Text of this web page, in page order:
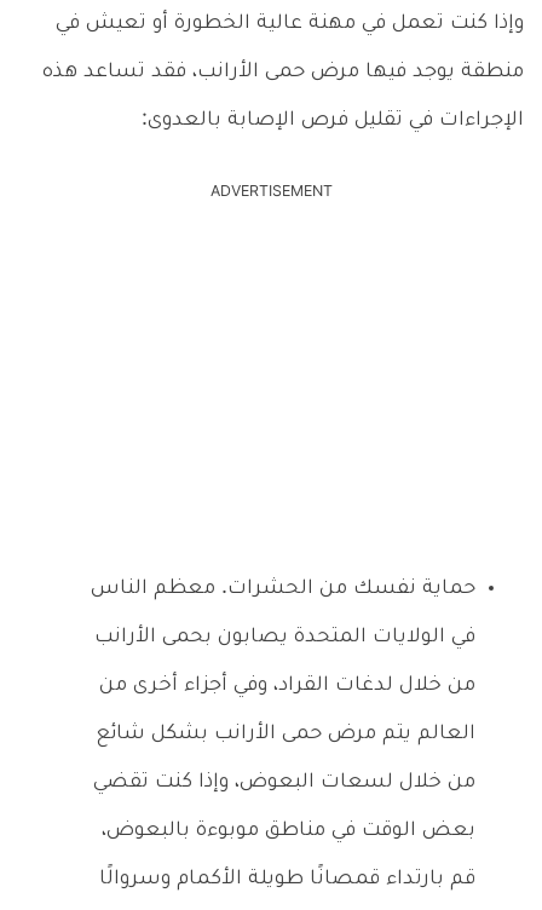
وإذا كنت تعمل في مهنة عالية الخطورة أو تعيش في
منطقة يوجد فيها مرض حمى الأرانب، فقد تساعد هذه
الإجراءات في تقليل فرص الإصابة بالعدوى:
ADVERTISEMENT
حماية نفسك من الحشرات. معظم الناس
في الولايات المتحدة يصابون بحمى الأرانب
من خلال لدغات القراد، وفي أجزاء أخرى من
العالم يتم مرض حمى الأرانب بشكل شائع
من خلال لسعات البعوض، وإذا كنت تقضي
بعض الوقت في مناطق موبوءة بالبعوض،
قم بارتداء قمصانًا طويلة الأكمام وسروالًا